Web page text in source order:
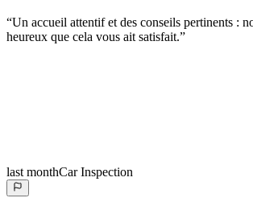
“Un accueil attentif et des conseils pertinents :
heureux que cela vous ait satisfait.”
last monthCar Inspection